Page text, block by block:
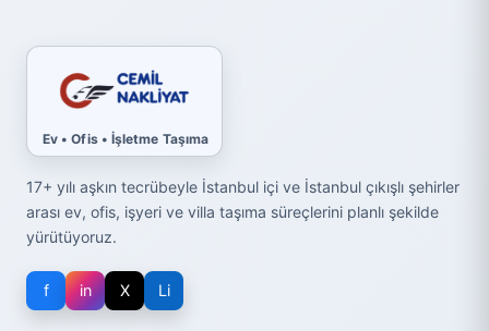
Ev • Ofis • İşletme Taşıma
17+ yılı aşkın tecrübeyle İstanbul içi ve İstanbul çıkışlı şehirler
arası ev, ofis, işyeri ve villa taşıma süreçlerini planlı şekilde
yürütüyoruz.
f in X Li